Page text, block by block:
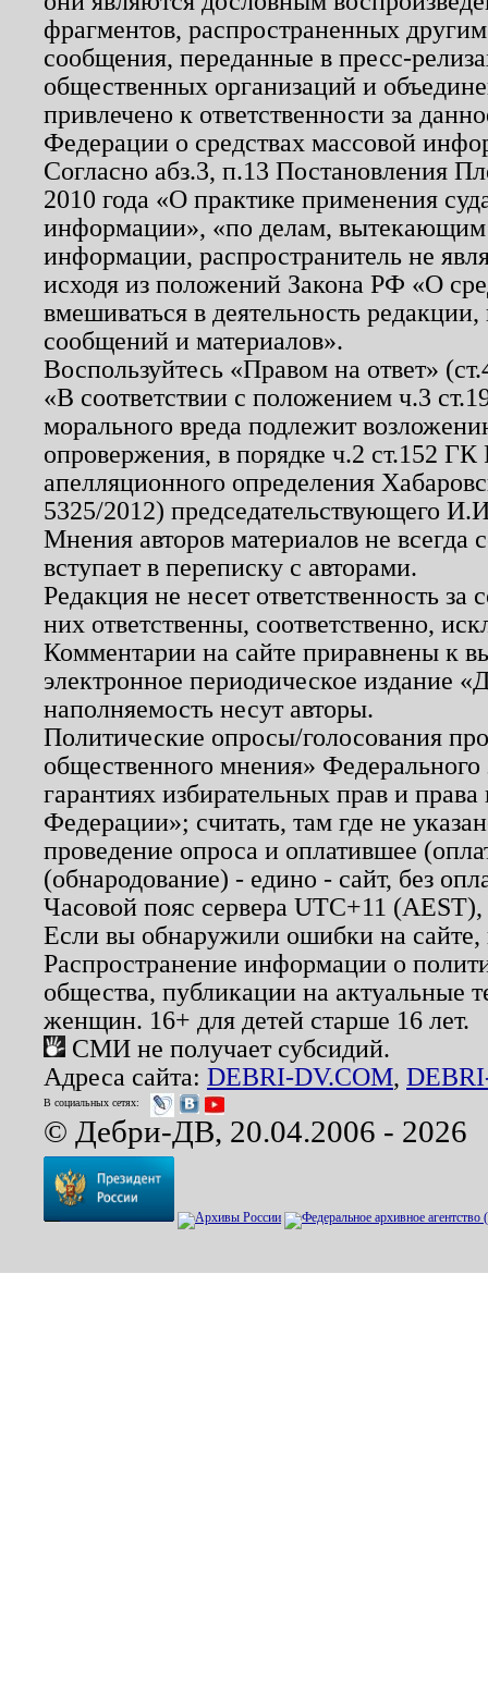
фрагментов, распространенных
сообщения, переданные в пресс-
общественных организаций и
привлечено к ответственности за
Федерации о средствах массовой
Согласно абз.3, п.13 Постановления
2010 года «О практике применения
информации», «по делам, вытекающим
информации, распространитель не
исходя из положений Закона РФ «О
вмешиваться в деятельность
сообщений и материалов».
Воспользуйтесь «Правом на ответ»
«В соответствии с положением ч.3
морального вреда подлежит
опровержения, в порядке ч.2 ст.152
апелляционного определения
5325/2012) председательствующего
Мнения авторов материалов не
вступает в переписку с авторами.
Редакция не несет ответственность
них ответственны, соответственно,
Комментарии на сайте приравнены к
электронное периодическое издание
наполняемость несут авторы.
Политические опросы/голосования
общественного мнения»
гарантиях избирательных прав и
Федерации»; считать, там где не
проведение опроса и оплатившее
(обнародование) - едино - сайт, без
Часовой пояс сервера UTC+11
Если вы обнаружили ошибки на
Распространение информации о
общества, публикации на актуальные
женщин. 16+ для детей старше 16 лет.
СМИ не получает субсидий.
Адреса сайта: DEBRI-DV.COM,
В социальных сетях:
© Дебри-ДВ, 20.04.2006 - 2026